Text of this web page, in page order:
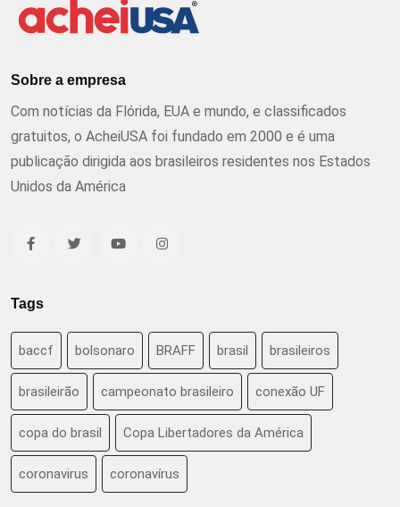
Sobre a empresa
Com notícias da Flórida, EUA e mundo, e classificados
gratuitos, o AcheiUSA foi fundado em 2000 e é uma
publicação dirigida aos brasileiros residentes nos Estados
Unidos da América
Tags
baccf bolsonaro BRAFF brasil brasileiros
brasileirão campeonato brasileiro conexão UF
copa do brasil Copa Libertadores da América
coronavirus coronavírus